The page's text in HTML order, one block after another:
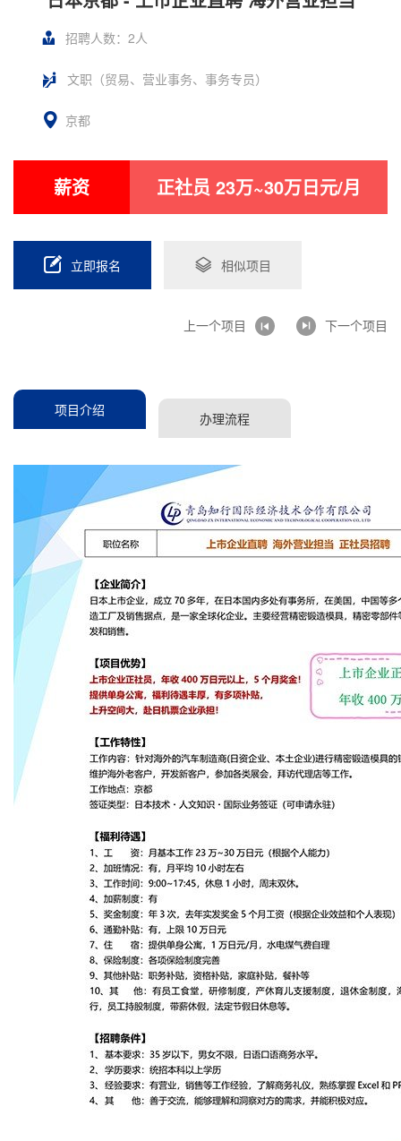
招聘人数：2人
文职（贸易、营业事务、事务专员）
京都
薪资 正社员 23万~30万日元/月
立即报名 相似项目
上一个项目 下一个项目
项目介绍 办理流程